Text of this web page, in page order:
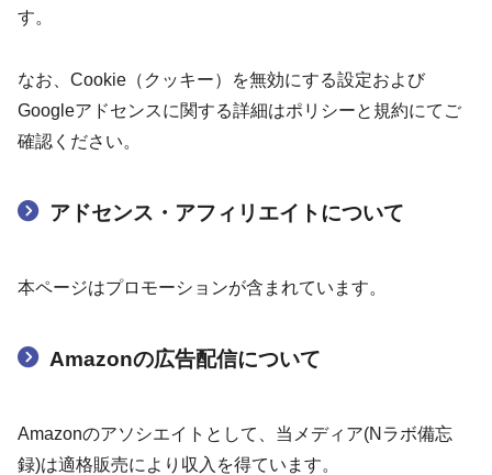
す。
なお、Cookie（クッキー）を無効にする設定および
Googleアドセンスに関する詳細はポリシーと規約にてご
確認ください。
アドセンス・アフィリエイトについて
本ページはプロモーションが含まれています。
Amazonの広告配信について
Amazonのアソシエイトとして、当メディア(Nラボ備忘
録)は適格販売により収入を得ています。